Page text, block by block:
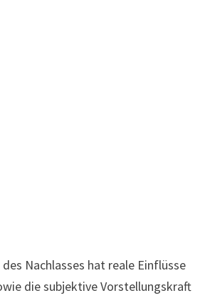
Nachlasses hat reale Einflüsse
die subjektive Vorstellungskraft